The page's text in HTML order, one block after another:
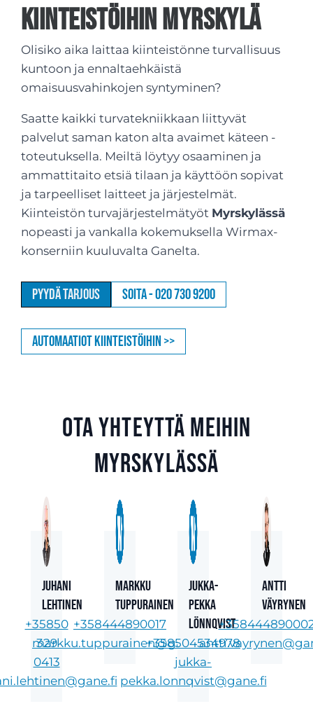
kiinteistöihin Myrskylä
Olisiko aika laittaa kiinteistönne turvallisuus
kuntoon ja ennaltaehkäistä
omaisuusvahinkojen syntyminen?
Saatte kaikki turvatekniikkaan liittyvät
palvelut saman katon alta avaimet käteen -
toteutuksella. Meiltä löytyy osaaminen ja
ammattitaito etsiä tilaan ja käyttöön sopivat
ja tarpeelliset laitteet ja järjestelmät.
Kiinteistön turvajärjestelmätyöt Myrskylässä
nopeasti ja vankalla kokemuksella Wirmax-
konserniin kuuluvalta Ganelta.
Pyydä tarjous Soita - 020 730 9200
Automaatiot kiinteistöihin >>
Ota yhteyttä meihin
Myrskylässä
Juhani
Lehtinen
+35850
329
0413
Markku
Tuppurainen
+358444890017
markku.tuppurainen@gane.fi
Jukka-
Pekka
Lönnqvist
+358504534978
jukka-
pekka.lonnqvist@gane.fi
Antti
Väyrynen